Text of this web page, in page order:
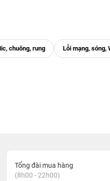
Tổng đài mua hàng
(8h00 - 22h00)